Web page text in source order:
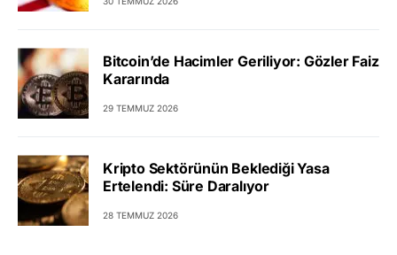
Bitcoin’de Hacimler Geriliyor: Gözler Faiz
Kararında
29 TEMMUZ 2026
Kripto Sektörünün Beklediği Yasa
Ertelendi: Süre Daralıyor
28 TEMMUZ 2026